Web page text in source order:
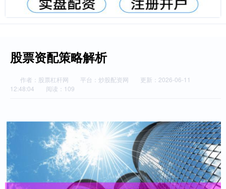
股票资配策略解析
作者：股票杠杆网 平台：炒股配资网
更新：2026-06-11
12:48:04
阅读：109